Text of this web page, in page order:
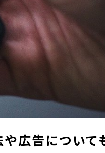
広告について